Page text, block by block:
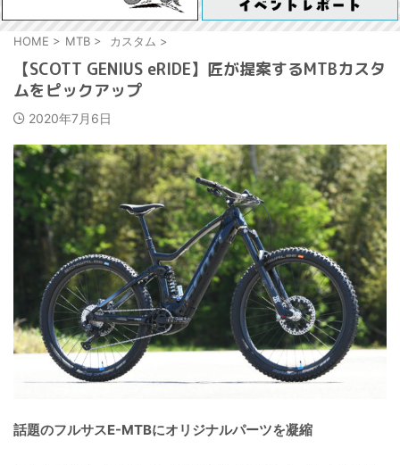
HOME > MTB > カスタム >
【SCOTT GENIUS eRIDE】匠が提案するMTBカスタ
ムをピックアップ
2020年7月6日
話題のフルサスE-MTBにオリジナルパーツを凝縮